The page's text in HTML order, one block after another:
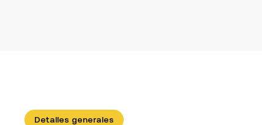
Detalles generales